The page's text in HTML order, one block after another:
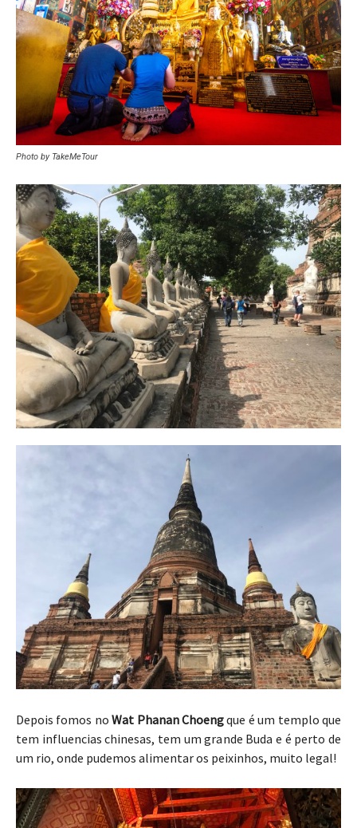
Photo by TakeMeTour
Depois fomos noWat Phanan Choengque é um templo que
tem influencias chinesas, tem um grande Buda e é perto de
um rio, onde pudemos alimentar os peixinhos, muito legal!